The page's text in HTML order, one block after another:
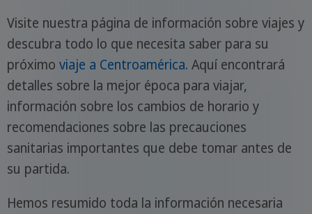
Visite nuestra página de información sobre viajes y
descubra todo lo que necesita saber para su
próximo viaje a Centroamérica. Aquí encontrará
detalles sobre la mejor época para viajar,
información sobre los cambios de horario y
recomendaciones sobre las precauciones
sanitarias importantes que debe tomar antes de
su partida.
Hemos resumido toda la información necesaria